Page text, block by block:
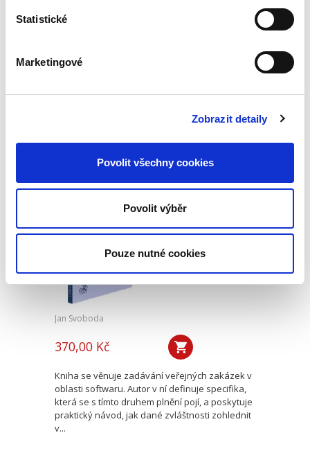
Statistické
Marketingové
Zobrazit detaily
Povolit všechny cookies
Povolit výběr
Pouze nutné cookies
340,00 Kč
opominutí, což jsou témata, která se po přijetí
mimořádně aktuální v...
Veřejné zakázky v
oblasti softwaru.
Vendor lock-in a
další specifika
Jan Svoboda
370,00 Kč
Kniha se věnuje zadávání veřejných zakázek v
oblasti softwaru. Autor v ní definuje specifika,
která se s tímto druhem plnění pojí, a poskytuje
praktický návod, jak dané zvláštnosti zohlednit
v...